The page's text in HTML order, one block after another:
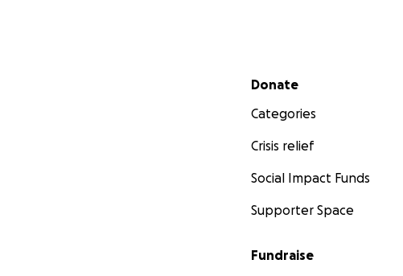
Secondary menu
Donate
Categories
Crisis relief
Social Impact Funds
Supporter Space
Fundraise